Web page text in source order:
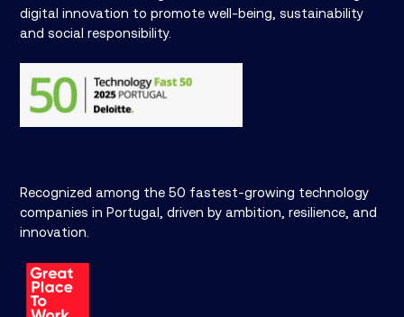
digital innovation to promote well-being, sustainability
and social responsibility.
Recognized among the 50 fastest-growing technology
companies in Portugal, driven by ambition, resilience, and
innovation.